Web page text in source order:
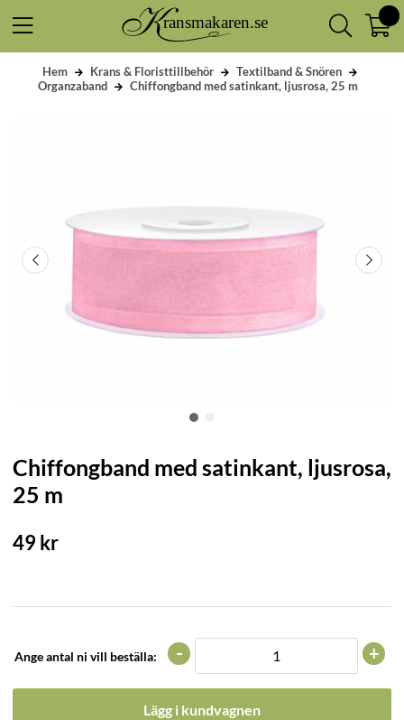
Hem Krans & Floristtillbehör
Textilband & Snören
Organzaband
Chiffongband med satinkant, ljusrosa, 25 m
Chiffongband med satinkant, ljusrosa,
25 m
49kr
Ange antal ni vill beställa: +
-
Lägg i kundvagnen